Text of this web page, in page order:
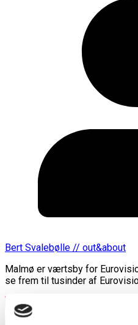
Bert Svalebølle // out&about
Malmø er værtsby for
se frem til tusinder af
Læs mere